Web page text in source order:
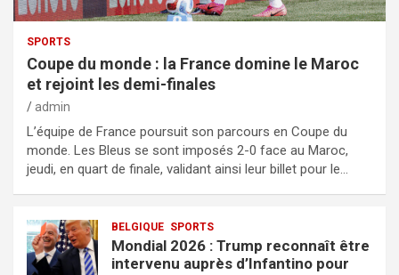
SPORTS
Coupe du monde : la France domine le Maroc
et rejoint les demi-finales
admin
L’équipe de France poursuit son parcours en Coupe du
monde. Les Bleus se sont imposés 2-0 face au Maroc,
jeudi, en quart de finale, validant ainsi leur billet pour le…
BELGIQUE SPORTS
Mondial 2026 : Trump reconnaît être
intervenu auprès d’Infantino pour